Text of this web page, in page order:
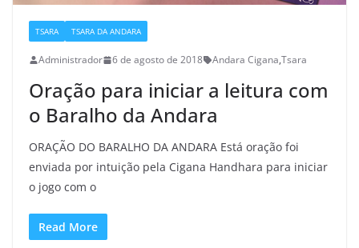
TSARA TSARA DA ANDARA
Administrador 6 de agosto de 2018 Andara Cigana,Tsara
Oração para iniciar a leitura com
o Baralho da Andara
ORAÇÃO DO BARALHO DA ANDARA Está oração foi
enviada por intuição pela Cigana Handhara para iniciar
o jogo com o
Read More